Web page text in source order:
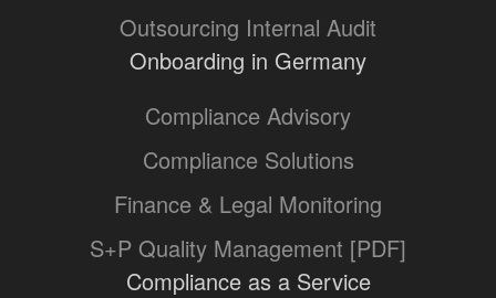
Outsourcing Internal Audit
Onboarding in Germany
Compliance Advisory
Compliance Solutions
Finance & Legal Monitoring
S+P Quality Management [PDF]
Compliance as a Service